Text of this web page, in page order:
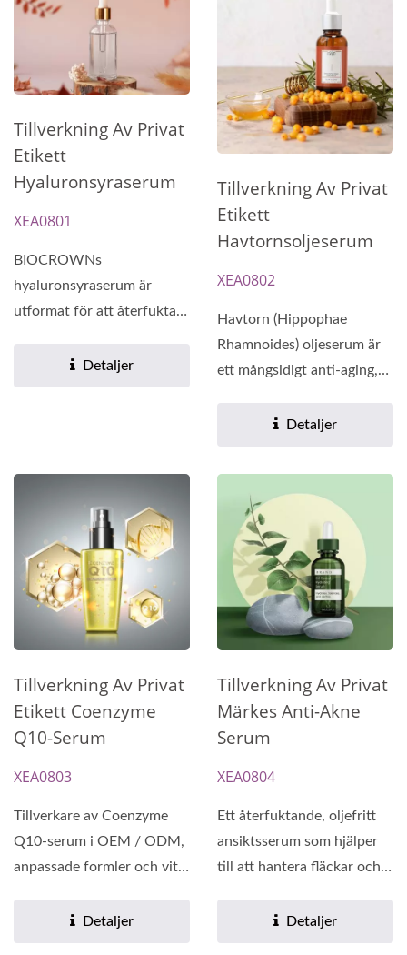
Tillverkning Av Privat
Etikett
Hyaluronsyraserum
XEA0801
BIOCROWNs
hyaluronsyraserum är
utformat för att återfukta
långvarig...
Detaljer
Tillverkning Av Privat
Etikett
Havtornsoljeserum
XEA0802
Havtorn (Hippophae
Rhamnoides) oljeserum är
ett mångsidigt anti-aging,
dullness...
Detaljer
Tillverkning Av Privat
Etikett Coenzyme
Q10-Serum
XEA0803
Tillverkare av Coenzyme
Q10-serum i OEM / ODM,
anpassade formler och vit
Detaljer
Tillverkning Av Privat
Märkes Anti-Akne
Serum
XEA0804
Ett återfuktande, oljefritt
ansiktsserum som hjälper
till att hantera fläckar och
Detaljer